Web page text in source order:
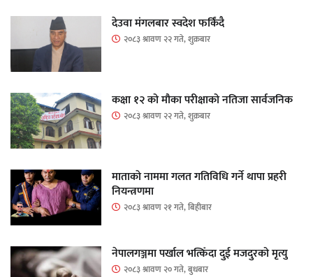
देउवा मंगलबार स्वदेश फर्किंदै
२०८३ श्रावण २२ गते, शुक्रबार
कक्षा १२ को मौका परीक्षाको नतिजा सार्वजनिक
२०८३ श्रावण २२ गते, शुक्रबार
माताकाे नाममा गलत गतिविधि गर्ने थापा प्रहरी
नियन्त्रणमा
२०८३ श्रावण २१ गते, बिहीबार
नेपालगञ्जमा पर्खाल भत्किँदा दुई मजदुरको मृत्यु
२०८३ श्रावण २० गते, बुधबार